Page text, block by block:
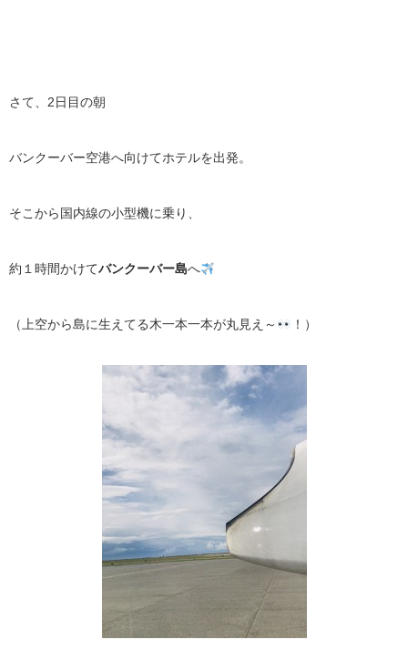
さて、2日目の朝
バンクーバー空港へ向けてホテルを出発。
そこから国内線の小型機に乗り、
約１時間かけてバンクーバー島へ
（上空から島に生えてる木一本一本が丸見え～ ！）